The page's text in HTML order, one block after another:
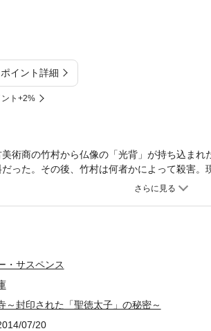
ポイント詳細
ト+2%
術商の竹村から仏像の「光背」が持ち込ま
った。その後、竹村は何者かによって殺害。
聖徳太子」の秘密、「法隆寺の謎」とは？
・サスペンス
～封印された「聖徳太子」の秘密～
07/20